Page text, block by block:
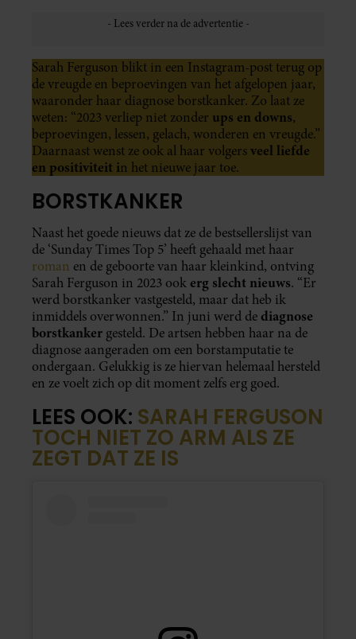
Sarah Ferguson blikt in een Instagram-post terug op
de vreugde en beproevingen van het afgelopen jaar,
waaronder haar diagnose borstkanker. Zo laat ze
weten: “2023 verliep niet zonder ups en downs,
beproevingen, lessen, gelach, wonderen en vreugde.”
Daarnaast wenst ze ook al haar volgersveel liefde
en positiviteit in het nieuwe jaar toe.
BORSTKANKER
Naast het goede nieuws dat ze de bestsellerslijst van
de ‘Sunday Times Top 5’ heeft gehaald met haar
roman en de geboorte van haar kleinkind, ontving
Sarah Ferguson in 2023 ookerg slecht nieuws. “Er
werd borstkanker vastgesteld, maar dat heb ik
inmiddels overwonnen.” In juni werd dediagnose
borstkanker gesteld. De artsen hebben haar na de
diagnose aangeraden om een borstamputatie te
ondergaan. Gelukkig is ze hiervan helemaal hersteld
en ze voelt zich op dit moment zelfs erg goed.
LEES OOK: SARAH FERGUSON
TOCH NIET ZO ARM ALS ZE
ZEGT DAT ZE IS